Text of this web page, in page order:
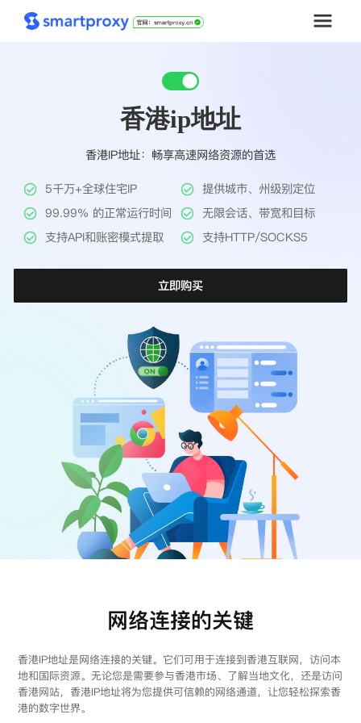
工具
帮助中心
香港ip地址
香港IP地址：畅享高速网络资源的首选
5千万+全球住宅IP
提供城市、州级别定位
99.99% 的正常运行时间
无限会话、带宽和目标
支持API和账密模式提取
支持HTTP/SOCKS5
立即购买
网络连接的关键
香港IP地址是网络连接的关键。它们可用于连接到香港互联网，访问本
地和国际资源。无论您是需要参与香港市场、了解当地文化，还是访问
香港网站，香港IP地址将为您提供可信赖的网络通道，让您轻松探索香
港的数字世界。